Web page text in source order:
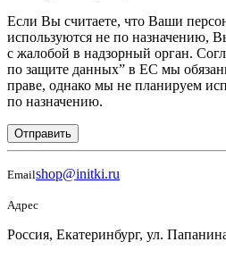
Если Вы считаете, что Ваши
используются не по назначению,
с жалобой в надзорный орган.
по защите данных” в ЕС мы
праве, однако мы не планируем
по назначению.
Отправить
Emailshop@initki.ru
Адрес
Россия, Екатеринбург, ул.